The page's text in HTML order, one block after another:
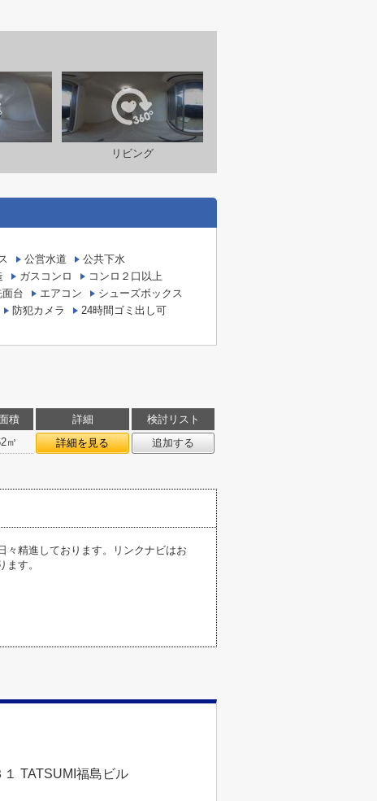
リビング
公営水道
公共下水
ガスコンロ
コンロ２口以上
台 エアコン
シューズボックス
防犯カメラ 24時間ゴミ出し可
積 詳細
検討リスト
㎡ 詳細を見る 追加する
々精進しております。リンクナビはお
す。
TATSUMI福島ビル